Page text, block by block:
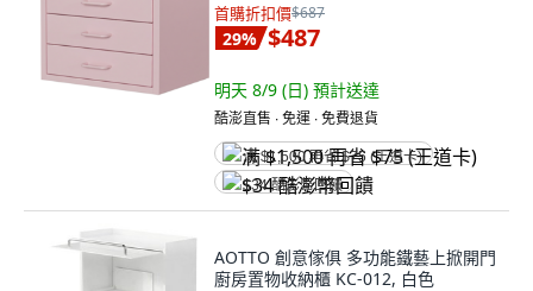
首購折扣價$687
29% $487
明天 8/9 (日) 預計送達
酷澎直售 ∙ 免運 ∙ 免費退貨
满 $1,500 再省 $75 (王道卡)
$34 酷澎幣回饋
AOTTO 創意傢俱 多功能鐵藝上掀開門
廚房置物收納櫃 KC-012, 白色